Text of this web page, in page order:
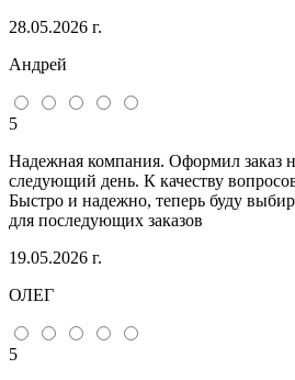
28.05.2026 г.
Андрей
5
Надежная компания. Оформил заказ
следующий день. К качеству
Быстро и надежно, теперь буду
для последующих заказов
19.05.2026 г.
ОЛЕГ
5